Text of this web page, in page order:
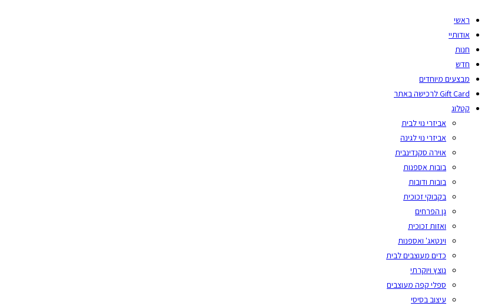
ראשי
אודותיי
חנות
חדש
מבצעים מיוחדים
Gift Card לרכישה באתר
קטלוג
אביזרי נוי לבית
אביזרי נוי לגינה
אוירה סקנדינבית
בובות אספנות
בובות ודובות
בקבוקי זכוכית
גן הפרחים
ואזות זכוכית
וינטאג' ואספנות
כדים מעוצבים לבית
נוצץ ויוקרתי
ספלי קפה מעוצבים
עיצוב בסיסי